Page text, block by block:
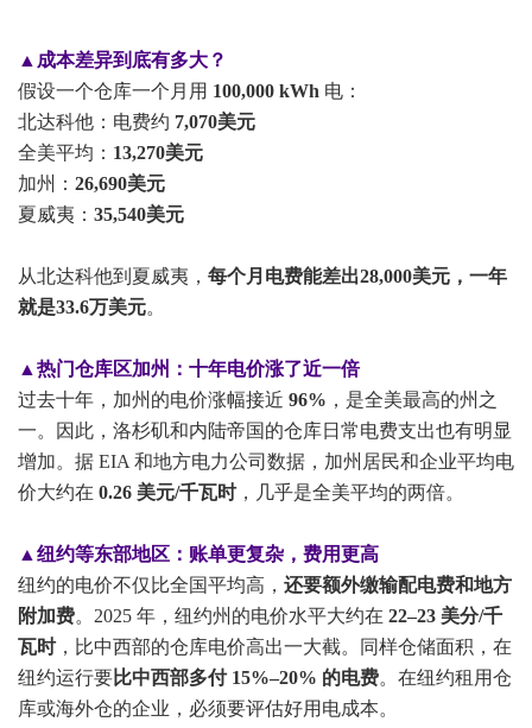
▲成本差异到底有多大？
假设一个仓库一个月用 100,000 kWh 电：
北达科他：电费约 7,070美元
全美平均： 13,270美元
加州： 26,690美元
夏威夷： 35,540美元
从北达科他到夏威夷， 每个月电费能差出28,000美元，一年
就是33.6万美元。
▲热门仓库区加州：十年电价涨了近一倍
过去十年，加州的电价涨幅接近 96% ，是全美最高的州之
一。因此，洛杉矶和内陆帝国的仓库日常电费支出也有明显
增加。据 EIA 和地方电力公司数据，加州居民和企业平均电
价大约在 0.26 美元/千瓦时，几乎是全美平均的两倍。
▲纽约等东部地区：账单更复杂，费用更高
纽约的电价不仅比全国平均高， 还要额外缴输配电费和地方
附加费。2025 年，纽约州的电价水平大约在 22–23 美分/千
瓦时，比中西部的仓库电价高出一大截。同样仓储面积，在
纽约运行要比中西部多付 15%–20% 的电费。在纽约租用仓
库或海外仓的企业，必须要评估好用电成本。